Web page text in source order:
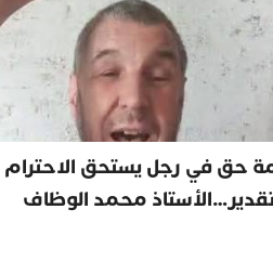
حق في رجل يستحق الاحترام
محمد الوظاف